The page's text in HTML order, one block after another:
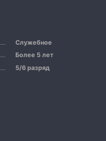
Служебное
Более 5 лет
5/6 разряд